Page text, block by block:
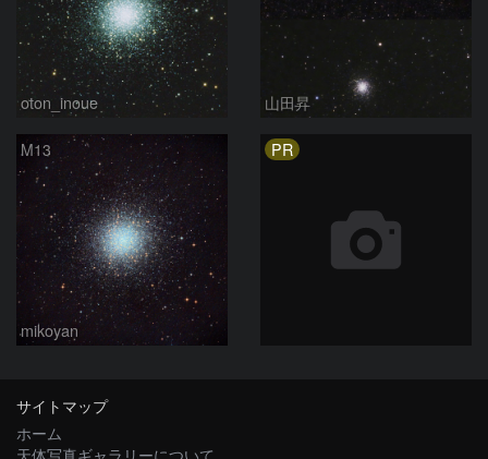
oton_inoue 山田昇
M13
mikoyan
PR
サイトマップ
ホーム
天体写真ギャラリーについて